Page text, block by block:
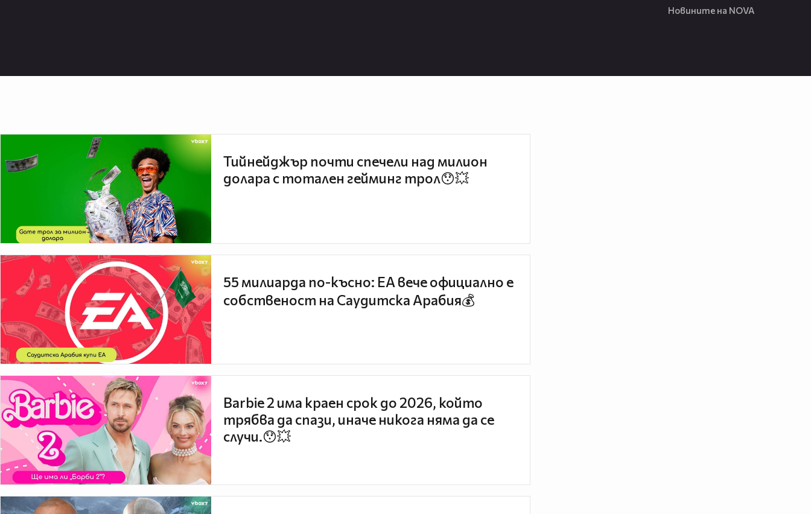
Новините на NOVA
Тийнейджър почти спечели над милион
долара с тотален гейминг трол😯💥
55 милиарда по-късно: EA вече официално е
собственост на Саудитска Арабия💰
Barbie 2 има краен срок до 2026, който
трябва да спази, иначе никога няма да се
случи.😯💥